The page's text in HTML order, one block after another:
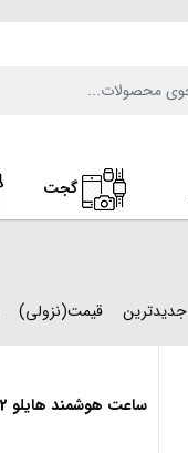
گجت
جدیدترین قیمت(نزولی)
ساعت هوشمند هایلو RS4 LS12